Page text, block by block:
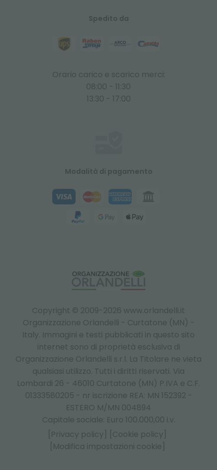
Copyright © 2009-2026 www.orlandelli.it
Organizzazione Orlandelli - Curtatone (MN) -
Italy. Immagini e testi pubblicati in questo sito
internet sono di proprietà esclusiva di
Organizzazione Orlandelli s.r.l. La Titolare ne vieta
qualsiasi utilizzo. Tutti i diritti riservati. Via
Lombardi 26 - 46010 Curtatone (MN) P.IVA e C.F.
01333580205 - nr iscrizione REA: MN 152392 -
ESTERO M/MN 004894
Capitale sociale: Euro 100.000,00 i.v.
[Privacy policy]
[Cookie policy]
[Modifica impostazioni cookie]
Spedito da
Orario carico e scarico merci:
08:00 - 11:30
13:30 - 17:00
Modalità di pagamento